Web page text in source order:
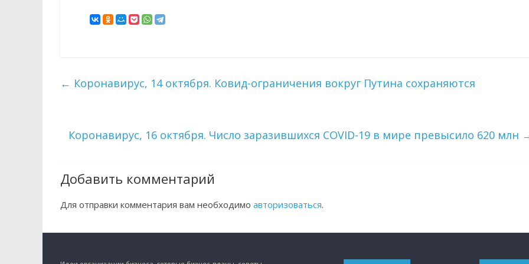
← Коронавирус, 14 октября. Ковид-ограничения вокруг Путина сохраняются
Коронавирус, 16 октября. Число заразившихся COVID-19 в мире превысило 620 млн
Добавить комментарий
Для отправки комментария вам необходимо авторизоваться.